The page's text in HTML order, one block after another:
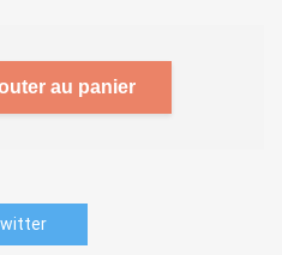
au panier